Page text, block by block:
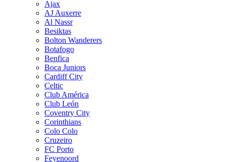
Ajax
AJ Auxerre
Al Nassr
Besiktas
Bolton Wanderers
Botafogo
Benfica
Boca Juniors
Cardiff City
Celtic
Club América
Club León
Coventry City
Corinthians
Colo Colo
Cruzeiro
FC Porto
Feyenoord